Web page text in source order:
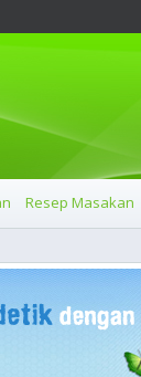
Resep Masakan